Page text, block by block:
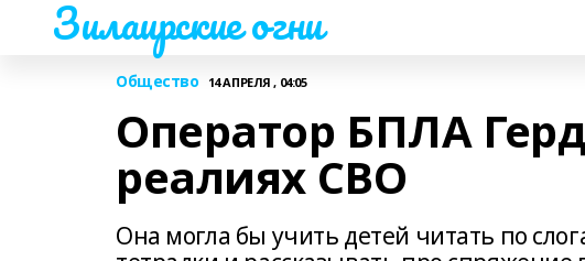
Зилаирские огни
Общество 14 АПРЕЛЯ , 04:05
Оператор БПЛА
реалиях СВО
Она могла бы учить детей читать по